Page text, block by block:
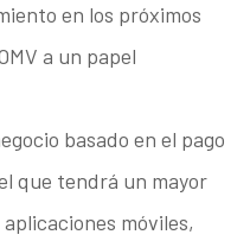
en los próximos
a un papel
basado en el pago
que tendrá un mayor
móviles,